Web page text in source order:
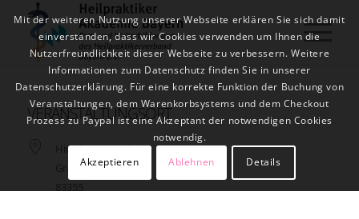
VERANSTALTUNGSORT
Hirschauer Bucht 1
Grabenstätt
Mit der weiteren Nutzung unserer Webseite erklären Sie sich damit
einverstanden, dass wir Cookies verwenden um Ihnen die
Nutzerfreundlichkeit dieser Webseite zu verbessern. Weitere
Informationen zum Datenschutz finden Sie in unserer
Datenschutzerklärung. Für eine korrekte Funktion der Buchung von
Veranstaltungen, dem Warenkorbsystems und dem Checkout
Prozess zu Paypal ist eine Akzeptant der notwendigen Cookies
notwendig.
Akzeptieren
Ablehnen Details